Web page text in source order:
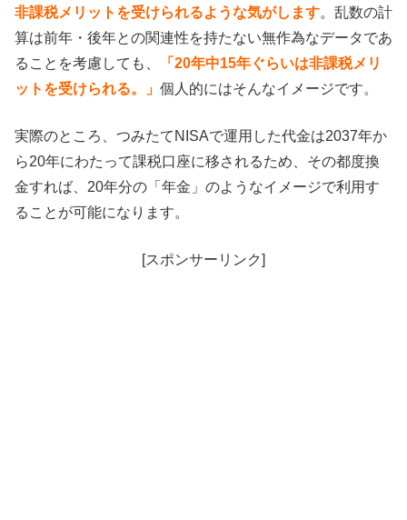
非課税メリットを受けられるような気がします。乱数の計
算は前年・後年との関連性を持たない無作為なデータであ
ることを考慮しても、
「20年中15年ぐらいは非課税メリ
ットを受けられる。」 個人的にはそんなイメージです。
実際のところ、つみたてNISAで運用した代金は2037年か
ら20年にわたって課税口座に移されるため、その都度換
金すれば、20年分の「年金」のようなイメージで利用す
ることが可能になります。
[スポンサーリンク]